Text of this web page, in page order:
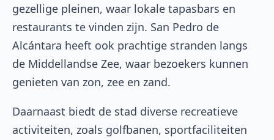
gezellige pleinen, waar lokale tapasbars en
restaurants te vinden zijn. San Pedro de
Alcántara heeft ook prachtige stranden langs
de Middellandse Zee, waar bezoekers kunnen
genieten van zon, zee en zand.
Daarnaast biedt de stad diverse recreatieve
activiteiten, zoals golfbanen, sportfaciliteiten